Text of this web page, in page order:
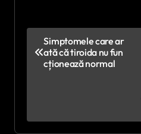
Simptomele care ar
ată că tiroida nu fun
cționează normal